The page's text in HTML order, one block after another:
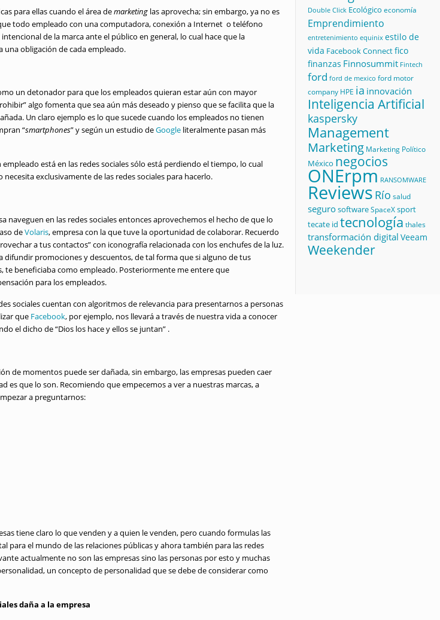
para ellas cuando el área demarketing las aprovecha; sin embargo, ya no es
todo empleado con una computadora, conexión a Internet o teléfono
de la marca ante el público en general, lo cual hace que la
una obligación de cada empleado.
un detonador para que los empleados quieran estar aún con mayor
algo fomenta que sea aún más deseado y pienso que se facilita que la
Un claro ejemplo es lo que sucede cuando los empleados no tienen
“smartphones” y según un estudio deGoogle literalmente pasan más
está en las redes sociales sólo está perdiendo el tiempo, lo cual
exclusivamente de las redes sociales para hacerlo.
en las redes sociales entonces aprovechemos el hecho de que lo
deVolaris, empresa con la que tuve la oportunidad de colaborar. Recuerdo
a tus contactos” con iconografía relacionada con los enchufes de la luz.
promociones y descuentos, de tal forma que si alguno de tus
te beneficiaba como empleado. Posteriormente me entere que
para los empleados.
sociales cuentan con algoritmos de relevancia para presentarnos a personas
que Facebook, por ejemplo, nos llevará a través de nuestra vida a conocer
el dicho de “Dios los hace y ellos se juntan” .
de momentos puede ser dañada, sin embargo, las empresas pueden caer
es que lo son. Recomiendo que empecemos a ver a nuestras marcas, a
a preguntarnos:
tiene claro lo que venden y a quien le venden, pero cuando formulas las
para el mundo de las relaciones públicas y ahora también para las redes
actualmente no son las empresas sino las personas por esto y muchas
un concepto de personalidad que se debe de considerar como
daña a la empresa
Double Click Ecológico economía
Emprendimiento
entretenimiento equinix estilo de
vida Facebook Connectfico
finanzas Finnosummit Fintech
ford ford de mexico ford motor
company HPE ia innovación
Inteligencia Artificial
kaspersky
Management
Marketing Marketing Político
México negocios
ONErpm RANSOMWARE
Reviews Río salud
segurosoftwareSpaceXsport
tecate id tecnología thales
transformación digital Veeam
Weekender